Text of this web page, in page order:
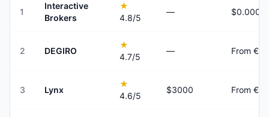
1
Interactive
Brokers
★
4.8/5
—
2 DEGIRO
★
4.7/5
— From
3 Lynx
★
4.6/5
$3000 From €3